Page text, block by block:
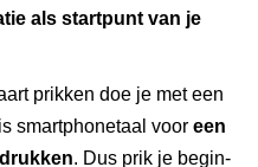
als startpunt van je
prikken doe je met een
smartphonetaal voor een
. Dus prik je begin-